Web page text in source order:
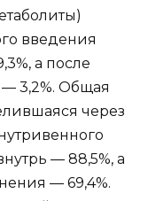
введения
а после
3,2%. Общая
через
— 88,5%, а
— 69,4%.